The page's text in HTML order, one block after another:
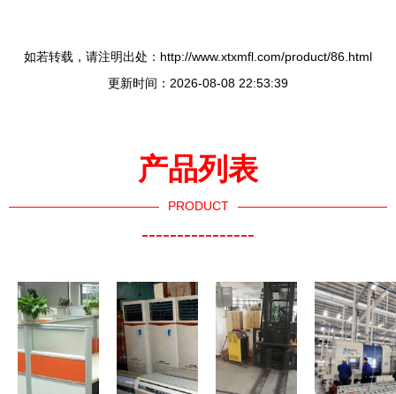
如若转载，请注明出处：http://www.xtxmfl.com/product/86.html
更新时间：2026-08-08 22:53:39
产品列表
PRODUCT
----------------